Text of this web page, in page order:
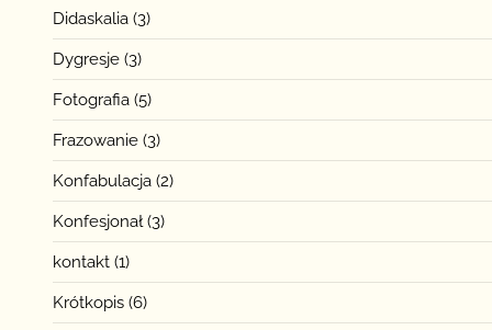
Didaskalia (3)
Dygresje (3)
Fotografia (5)
Frazowanie (3)
Konfabulacja (2)
Konfesjonał(3)
kontakt (1)
Krótkopis (6)